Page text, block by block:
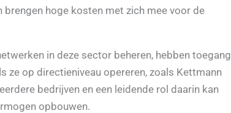
hoge kosten met zich mee voor de
in deze sector beheren, hebben toegang
ze op directieniveau opereren, zoals Kettmann
bedrijven en een leidende rol daarin kan
opbouwen.